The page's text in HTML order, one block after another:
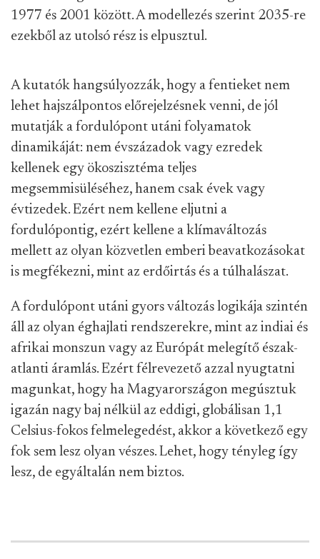
1977 és 2001 között. A modellezés szerint 2035-re
ezekből az utolsó rész is elpusztul.
A kutatók hangsúlyozzák, hogy a fentieket nem
lehet hajszálpontos előrejelzésnek venni, de jól
mutatják a fordulópont utáni folyamatok
dinamikáját: nem évszázadok vagy ezredek
kellenek egy ökoszisztéma teljes
megsemmisüléséhez, hanem csak évek vagy
évtizedek. Ezért nem kellene eljutni a
fordulópontig, ezért kellene a klímaváltozás
mellett az olyan közvetlen emberi beavatkozásokat
is megfékezni, mint az erdőirtás és a túlhalászat.
A fordulópont utáni gyors változás logikája szintén
áll az olyan éghajlati rendszerekre, mint az indiai és
afrikai monszun vagy az Európát melegítő észak-
atlanti áramlás. Ezért félrevezető azzal nyugtatni
magunkat, hogy ha Magyarországon megúsztuk
igazán nagy baj nélkül az eddigi, globálisan 1,1
Celsius-fokos felmelegedést, akkor a következő egy
fok sem lesz olyan vészes. Lehet, hogy tényleg így
lesz, de egyáltalán nem biztos.